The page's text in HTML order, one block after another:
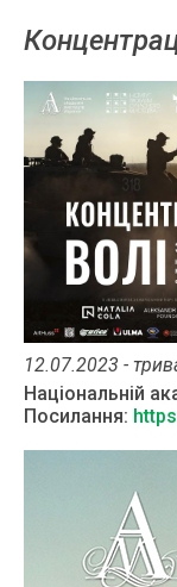
12.07.2023 -
Національній
Посилання: